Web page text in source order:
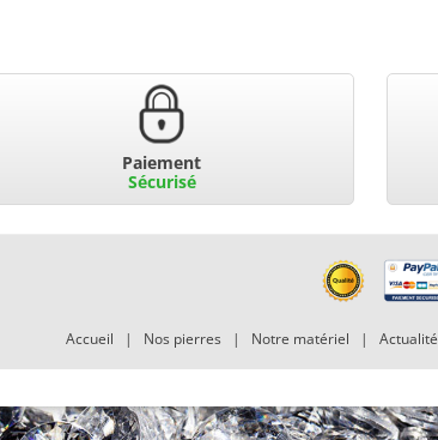
Paiement
Sécurisé
Accueil | Nos pierres | Notre matériel |Actualité